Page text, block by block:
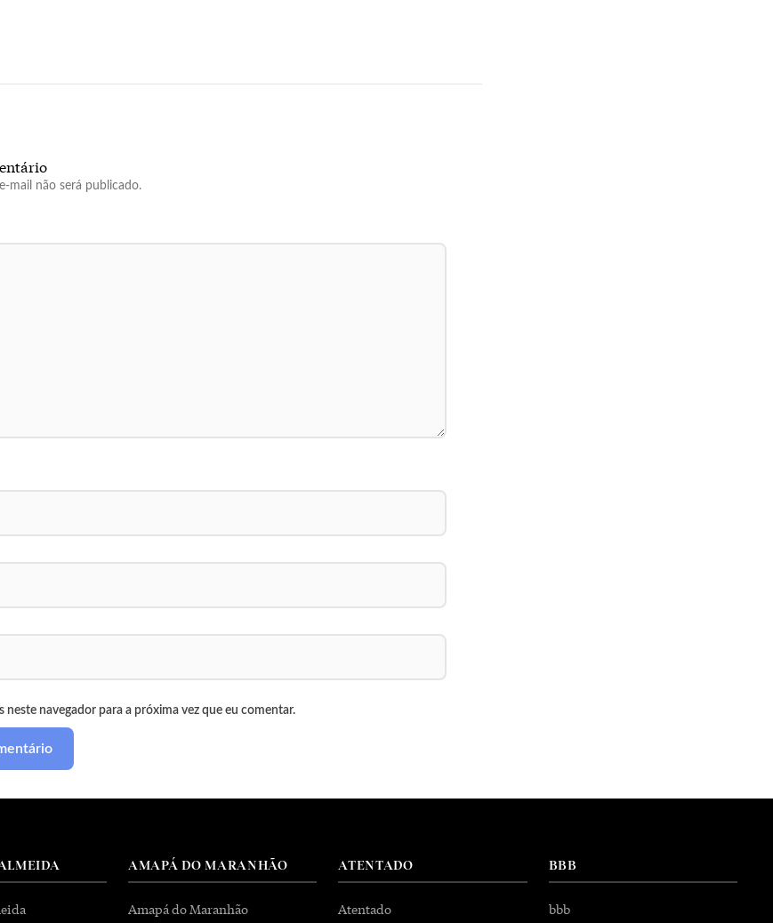
mail não será publicado.
neste navegador para a próxima vez que eu comentar.
AMAPÁ DO MARANHÃO
Amapá do Maranhão
ATENTADO
Atentado
BBB
bbb